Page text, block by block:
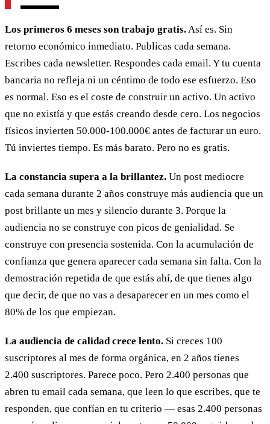
Los primeros 6 meses son trabajo gratis.Así es. Sin
retorno económico inmediato. Publicas cada semana.
Escribes cada newsletter. Respondes cada email. Y tu cuenta
bancaria no refleja ni un céntimo de todo ese esfuerzo. Eso
es normal. Eso es el coste de construir un activo. Un activo
que no existía y que estás creando desde cero. Los negocios
físicos invierten 50.000-100.000€ antes de facturar un euro.
Tú inviertes tiempo. Es más barato. Pero no es gratis.
La constancia supera a la brillantez. Un post mediocre
cada semana durante 2 años construye más audiencia que un
post brillante un mes y silencio durante 3. Porque la
audiencia no se construye con picos de genialidad. Se
construye con presencia sostenida. Con la acumulación de
confianza que genera aparecer cada semana sin falta. Con la
demostración repetida de que estás ahí, de que tienes algo
que decir, de que no vas a desaparecer en un mes como el
80% de los que empiezan.
La audiencia de calidad crece lento. Si creces 100
suscriptores al mes de forma orgánica, en 2 años tienes
2.400 suscriptores. Parece poco. Pero 2.400 personas que
abren tu email cada semana, que leen lo que escribes, que te
responden, que confían en tu criterio — esas 2.400 personas